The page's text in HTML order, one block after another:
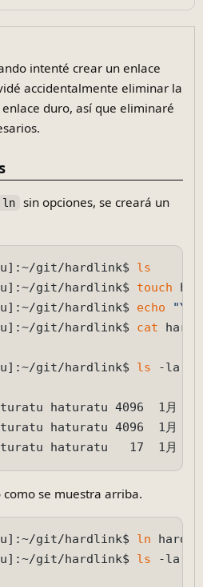
intenté crear un enlace
accidentalmente eliminar la
duro, así que eliminaré
ln
sin opciones, se creará un
git/hardlink$ ls
git/hardlink$ touch
git/hardlink$ echo
git/hardlink$ cat
git/hardlink$ ls -la
haturatu 4096  1月
haturatu 4096  1月
se muestra arriba.
git/hardlink$ ln
git/hardlink$ ls -la